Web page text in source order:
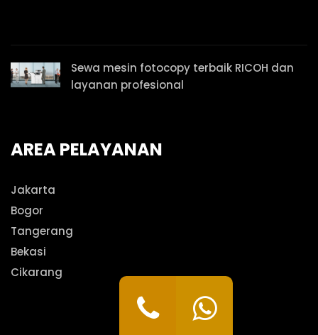
Sewa mesin fotocopy terbaik RICOH dan
layanan profesional
AREA PELAYANAN
Jakarta
Bogor
Tangerang
Bekasi
Cikarang